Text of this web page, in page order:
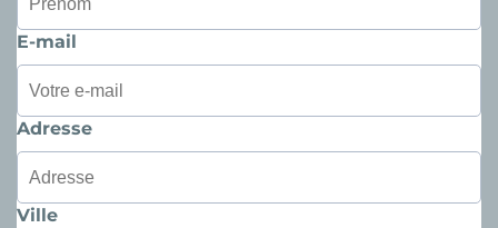
E-mail
Adresse
Ville